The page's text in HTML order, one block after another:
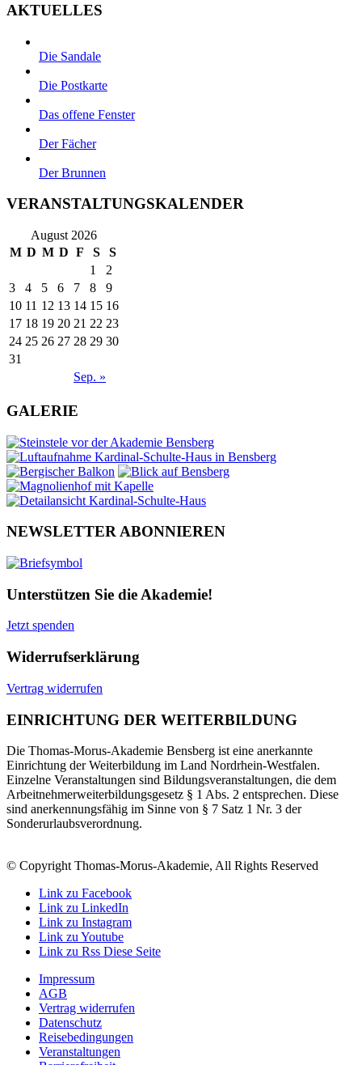
AKTUELLES
Die Sandale
Die Postkarte
Das offene Fenster
Der Fächer
Der Brunnen
VERANSTALTUNGSKALENDER
August 2026
M D M D F S S
Sep. »
1
2
3
4 5 6 7 8
9
10 11 12 13 14 15 16
17 18 19 20 21 22 23
24 25 26 27 28 29 30
31
GALERIE
NEWSLETTER ABONNIEREN
Unterstützen Sie die Akademie!
Jetzt spenden
Widerrufserklärung
Vertrag widerrufen
EINRICHTUNG DER WEITERBILDUNG
Die Thomas-Morus-Akademie Bensberg ist eine anerkannte
Einrichtung der Weiterbildung im Land Nordrhein-Westfalen.
Einzelne Veranstaltungen sind Bildungsveranstaltungen, die dem
Arbeitnehmerweiterbildungsgesetz § 1 Abs. 2 entsprechen. Diese
sind anerkennungsfähig im Sinne von § 7 Satz 1 Nr. 3 der
Sonderurlaubsverordnung.
© Copyright Thomas-Morus-Akademie, All Rights Reserved
Link zu Facebook
Link zu LinkedIn
Link zu Instagram
Link zu Youtube
Link zu Rss Diese Seite
Impressum
AGB
Vertrag widerrufen
Datenschutz
Reisebedingungen
Veranstaltungen